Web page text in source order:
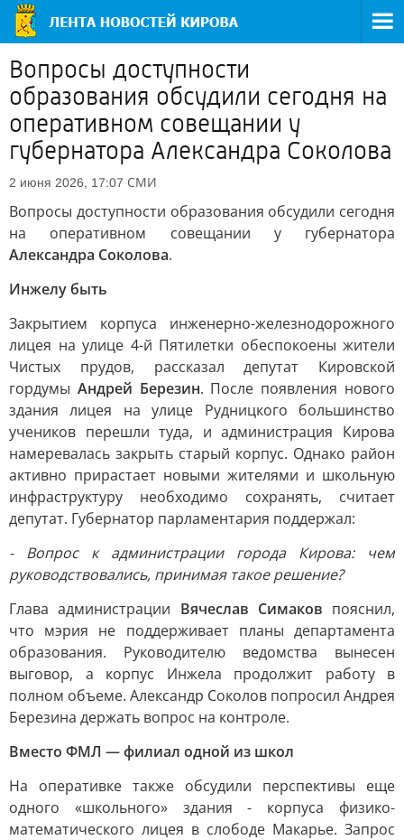
Вопросы доступности
образования обсудили сегодня на
оперативном совещании у
губернатора Александра Соколова
2 июня 2026, 17:07 СМИ
Вопросы доступности образования обсудили сегодня
на оперативном совещании у губернатора
Александра Соколова.
Инжелу быть
Закрытием корпуса инженерно-железнодорожного
лицея на улице 4-й Пятилетки обеспокоены жители
Чистых прудов, рассказал депутат Кировской
гордумы Андрей Березин. После появления нового
здания лицея на улице Рудницкого большинство
учеников перешли туда, и администрация Кирова
намеревалась закрыть старый корпус. Однако район
активно прирастает новыми жителями и школьную
инфраструктуру необходимо сохранять, считает
депутат. Губернатор парламентария поддержал:
- Вопрос к администрации города Кирова: чем
руководствовались, принимая такое решение?
Глава администрации Вячеслав Симаков пояснил,
что мэрия не поддерживает планы департамента
образования. Руководителю ведомства вынесен
выговор, а корпус Инжела продолжит работу в
полном объеме. Александр Соколов попросил Андрея
Березина держать вопрос на контроле.
Вместо ФМЛ — филиал одной из школ
На оперативке также обсудили перспективы еще
одного «школьного» здания - корпуса физико-
математического лицея в слободе Макарье. Запрос